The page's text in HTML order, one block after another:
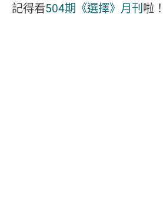
記得看504期《選擇》月刊啦！